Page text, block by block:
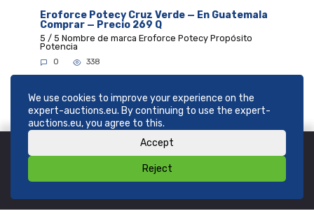
We use cookies to improve your experience on the
expert-auctions.eu. By continuing to use the expert-
auctions.eu, you agree to this.
Accept
Reject
Eroforce Potecy Cruz Verde — En Guatemala
Comprar — Precio 269 Q
5 / 5 Nombre de marca Eroforce Potecy Propósito
Potencia
0 338
SHOP expert-auctions.eu